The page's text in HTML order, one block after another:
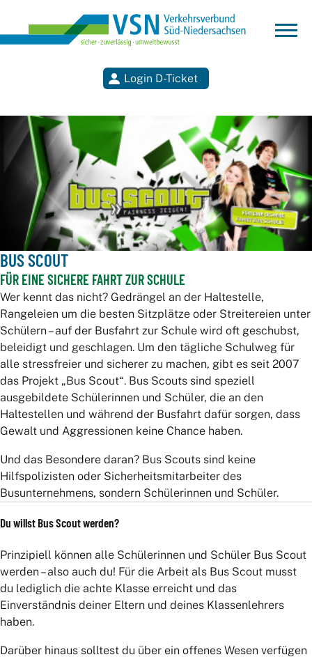
Login D-Ticket
Deutschlandticket
Abo-Karte
JugendTicket
VSN-Firmen-Abo
Vorverkaufs- und Beratungsstellen
BUS SCOUT
FÜR EINE SICHERE FAHRT ZUR SCHULE
Wer kennt das nicht? Gedrängel an der Haltestelle,
Rangeleien um die besten Sitzplätze oder Streitereien unter
Schülern – auf der Busfahrt zur Schule wird oft geschubst,
beleidigt und geschlagen. Um den tägliche Schulweg für
alle stressfreier und sicherer zu machen, gibt es seit 2007
das Projekt „Bus Scout“. Bus Scouts sind speziell
ausgebildete Schülerinnen und Schüler, die an den
Haltestellen und während der Busfahrt dafür sorgen, dass
Gewalt und Aggressionen keine Chance haben.
Und das Besondere daran? Bus Scouts sind keine
Hilfspolizisten oder Sicherheitsmitarbeiter des
Busunternehmens, sondern Schülerinnen und Schüler.
Du willst Bus Scout werden?
Prinzipiell können alle Schülerinnen und Schüler Bus Scout
werden – also auch du! Für die Arbeit als Bus Scout musst
du lediglich die achte Klasse erreicht und das
Einverständnis deiner Eltern und deines Klassenlehrers
haben.
Darüber hinaus solltest du über ein offenes Wesen verfügen